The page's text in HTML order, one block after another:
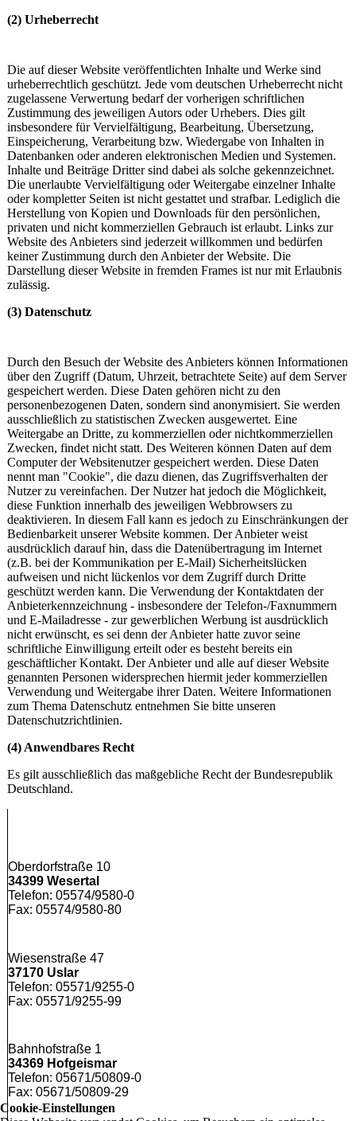
(2) Urheberrecht
Die auf dieser Website veröffentlichten Inhalte und Werke sind
urheberrechtlich geschützt. Jede vom deutschen Urheberrecht nicht
zugelassene Verwertung bedarf der vorherigen schriftlichen
Zustimmung des jeweiligen Autors oder Urhebers. Dies gilt
insbesondere für Vervielfältigung, Bearbeitung, Übersetzung,
Einspeicherung, Verarbeitung bzw. Wiedergabe von Inhalten in
Datenbanken oder anderen elektronischen Medien und Systemen.
Inhalte und Beiträge Dritter sind dabei als solche gekennzeichnet.
Die unerlaubte Vervielfältigung oder Weitergabe einzelner Inhalte
oder kompletter Seiten ist nicht gestattet und strafbar. Lediglich die
Herstellung von Kopien und Downloads für den persönlichen,
privaten und nicht kommerziellen Gebrauch ist erlaubt. Links zur
Website des Anbieters sind jederzeit willkommen und bedürfen
keiner Zustimmung durch den Anbieter der Website. Die
Darstellung dieser Website in fremden Frames ist nur mit Erlaubnis
zulässig.
(3) Datenschutz
Durch den Besuch der Website des Anbieters können Informationen
über den Zugriff (Datum, Uhrzeit, betrachtete Seite) auf dem Server
gespeichert werden. Diese Daten gehören nicht zu den
personenbezogenen Daten, sondern sind anonymisiert. Sie werden
ausschließlich zu statistischen Zwecken ausgewertet. Eine
Weitergabe an Dritte, zu kommerziellen oder nichtkommerziellen
Zwecken, findet nicht statt. Des Weiteren können Daten auf dem
Computer der Websitenutzer gespeichert werden. Diese Daten
nennt man "Cookie", die dazu dienen, das Zugriffsverhalten der
Nutzer zu vereinfachen. Der Nutzer hat jedoch die Möglichkeit,
diese Funktion innerhalb des jeweiligen Webbrowsers zu
deaktivieren. In diesem Fall kann es jedoch zu Einschränkungen der
Bedienbarkeit unserer Website kommen. Der Anbieter weist
ausdrücklich darauf hin, dass die Datenübertragung im Internet
(z.B. bei der Kommunikation per E-Mail) Sicherheitslücken
aufweisen und nicht lückenlos vor dem Zugriff durch Dritte
geschützt werden kann. Die Verwendung der Kontaktdaten der
Anbieterkennzeichnung - insbesondere der Telefon-/Faxnummern
und E-Mailadresse - zur gewerblichen Werbung ist ausdrücklich
nicht erwünscht, es sei denn der Anbieter hatte zuvor seine
schriftliche Einwilligung erteilt oder es besteht bereits ein
geschäftlicher Kontakt. Der Anbieter und alle auf dieser Website
genannten Personen widersprechen hiermit jeder kommerziellen
Verwendung und Weitergabe ihrer Daten. Weitere Informationen
zum Thema Datenschutz entnehmen Sie bitte unseren
Datenschutzrichtlinien.
(4) Anwendbares Recht
Es gilt ausschließlich das maßgebliche Recht der Bundesrepublik
Deutschland.
Oberdorfstraße 10
34399 Wesertal
Telefon: 05574/9580-0
Fax: 05574/9580-80
Wiesenstraße 47
37170 Uslar
Telefon: 05571/9255-0
Fax: 05571/9255-99
Bahnhofstraße 1
34369 Hofgeismar
Telefon: 05671/50809-0
Fax: 05671/50809-29
Cookie-Einstellungen